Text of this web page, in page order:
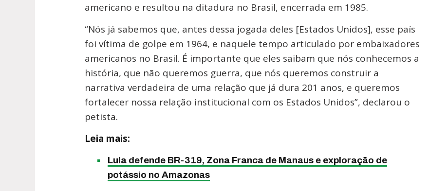
americano e resultou na ditadura no Brasil, encerrada em 1985.
“Nós já sabemos que, antes dessa jogada deles [Estados Unidos], esse país
foi vítima de golpe em 1964, e naquele tempo articulado por embaixadores
americanos no Brasil. É importante que eles saibam que nós conhecemos a
história, que não queremos guerra, que nós queremos construir a
narrativa verdadeira de uma relação que já dura 201 anos, e queremos
fortalecer nossa relação institucional com os Estados Unidos”, declarou o
petista.
Leia mais:
Lula defende BR-319, Zona Franca de Manaus e exploração de
potássio no Amazonas